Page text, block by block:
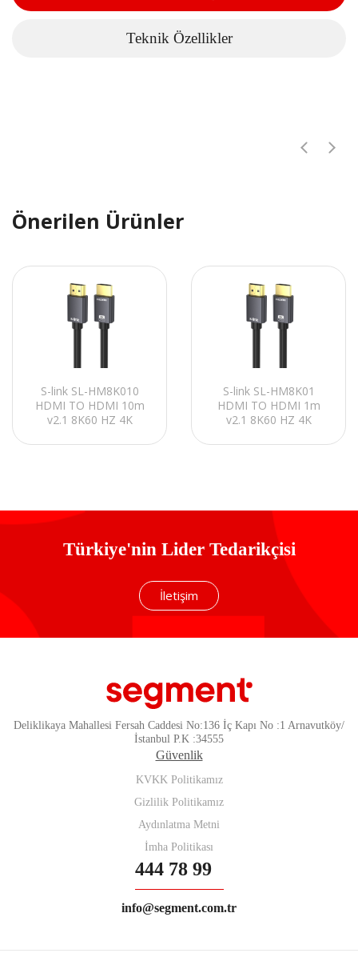
Teknik Özellikler
Önerilen Ürünler
S-link SL-HM8K010
HDMI TO HDMI 10m
v2.1 8K60 HZ 4K
S-link SL-HM8K01
HDMI TO HDMI 1m
v2.1 8K60 HZ 4K
Türkiye'nin Lider Tedarikçisi
İletişim
Deliklikaya Mahallesi Fersah Caddesi No:136 İç Kapı No :1 Arnavutköy/
İstanbul P.K :34555
Güvenlik
KVKK Politikamız
Gizlilik Politikamız
Aydınlatma Metni
İmha Politikası
444 78 99
info@segment.com.tr